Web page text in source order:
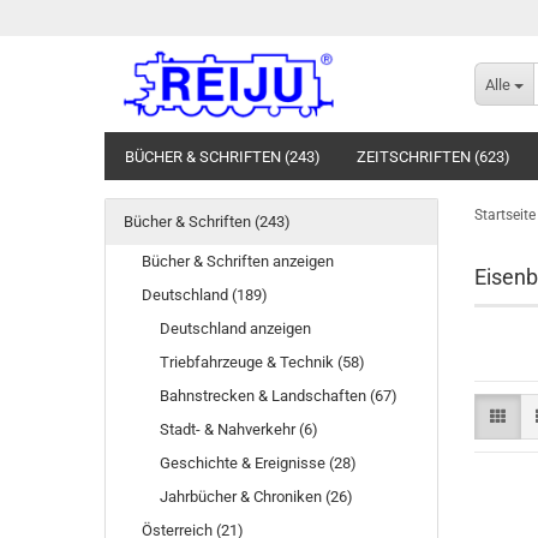
Alle
BÜCHER & SCHRIFTEN (243) ZEITSCHRIFTEN (623)
TONTRÄGER
Startseite
Bücher & Schriften (243)
Bücher & Schriften anzeigen
Deutschland (189)
Deutschland anzeigen
Triebfahrzeuge & Technik (58)
Bahnstrecken & Landschaften (67)
Stadt- & Nahverkehr (6)
Geschichte & Ereignisse (28)
Jahrbücher & Chroniken (26)
Österreich (21)